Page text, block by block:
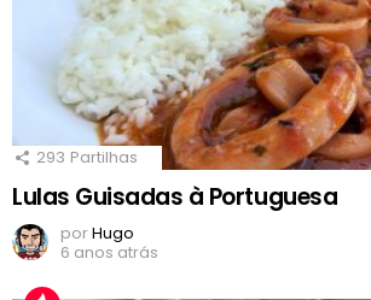
293 Partilhas
Lulas Guisadas à Portuguesa
porHugo
6 anos atrás